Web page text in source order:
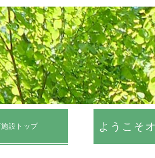
ようこそ
設トップ